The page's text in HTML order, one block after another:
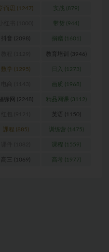
而思 (1247) 实战 (879)
带货 (944)
抖音 (2098) (1601)
教育培训 (3946)
数学 (1295) 日入 (1273)
画质 (1968)
缘网 (2248) 精品网课 (3112)
英语 (1150)
課程 (885) 训练营 (1475)
课程 (1559)
高三 (1069) 高考 (1977)